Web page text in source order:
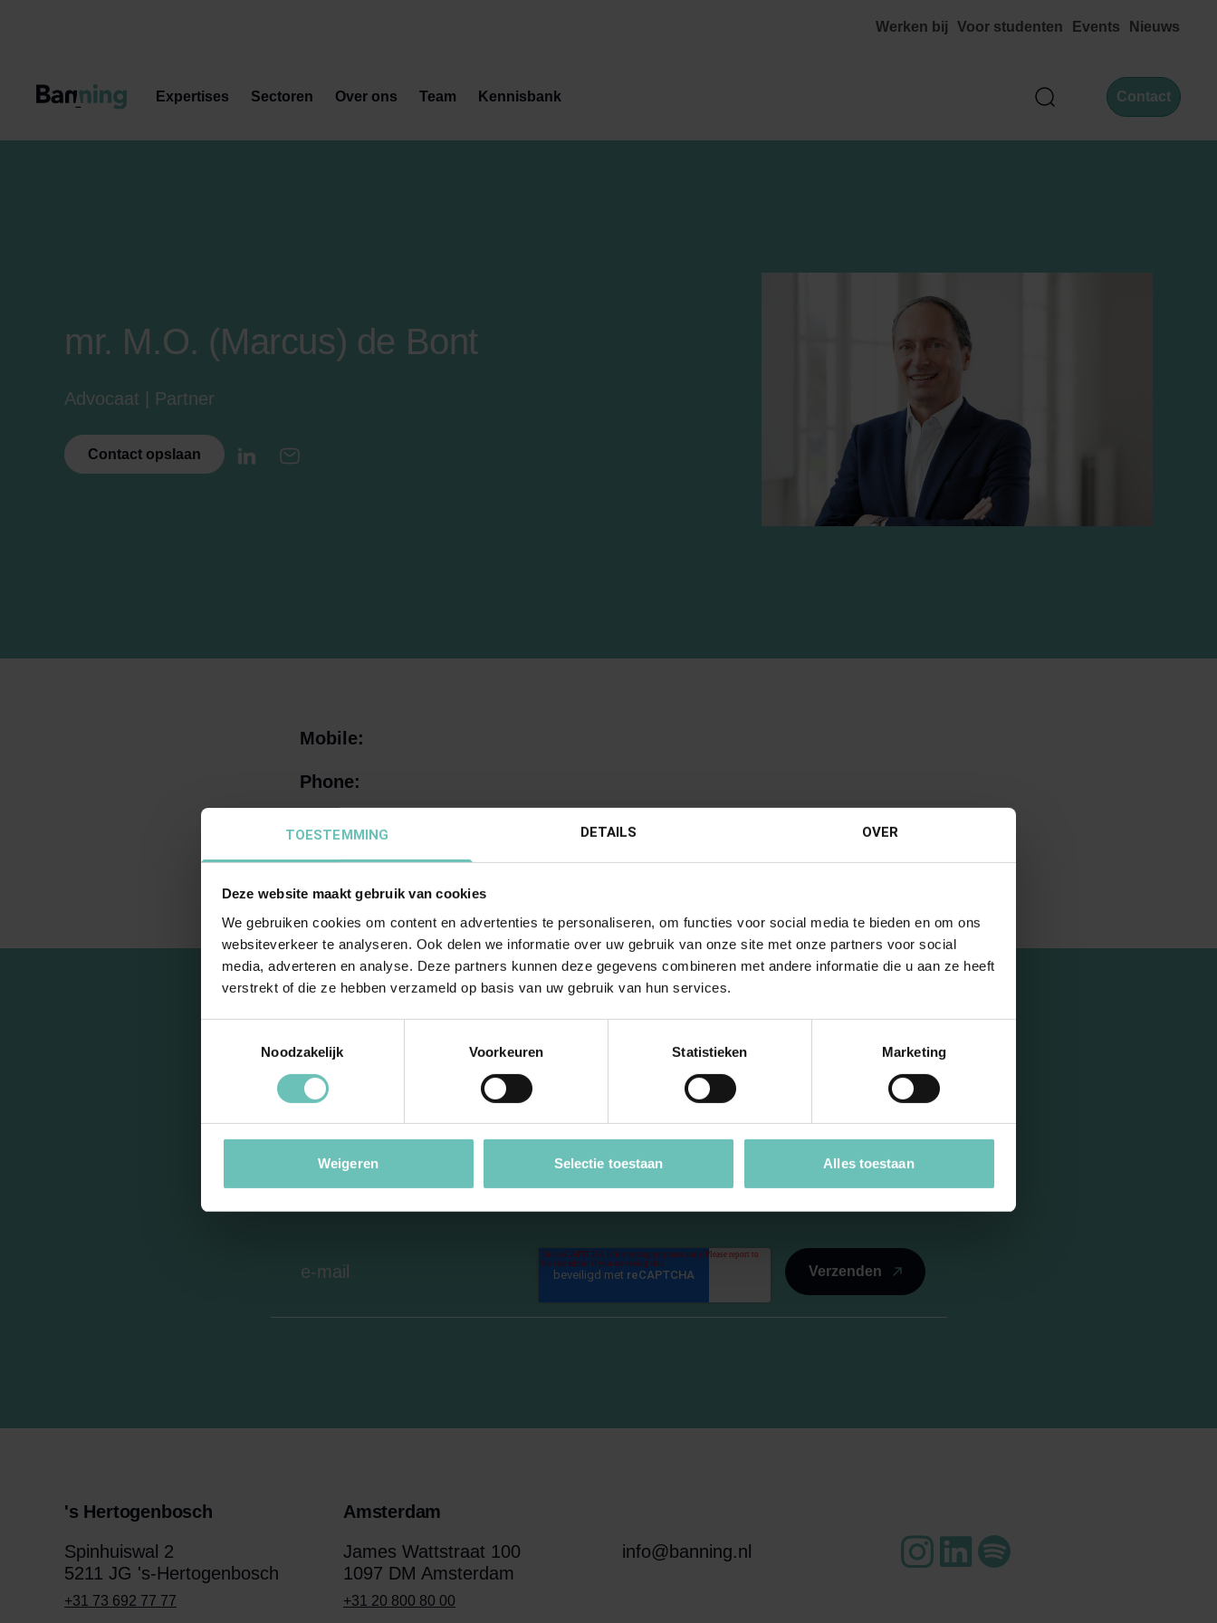
TOESTEMMING DETAILS OVER
Deze website maakt gebruik van cookies
We gebruiken cookies om content en advertenties te personaliseren, om functies voor social media te bieden en om ons
websiteverkeer te analyseren. Ook delen we informatie over uw gebruik van onze site met onze partners voor social
media, adverteren en analyse. Deze partners kunnen deze gegevens combineren met andere informatie die u aan ze heeft
verstrekt of die ze hebben verzameld op basis van uw gebruik van hun services.
Noodzakelijk
Voorkeuren Statistieken Marketing
Weigeren Selectie toestaan Alles toestaan
Werken bij Voor studenten Events Nieuws
Zoek Contact
Expertises Sectoren Over ons Team Kennisbank
mr. M.O. (Marcus) de Bont
Advocaat | Partner
Contact opslaan
LinkedInE-mail
Mobile:
Phone:
Email: m.debont@banning.nl
LinkedIn: Bekijk profiel
Blijf op de hoogte met onze
nieuwsbrief
's Hertogenbosch
Spinhuiswal 2
5211 JG 's-Hertogenbosch
+31 73 692 77 77
Amsterdam
James Wattstraat 100
1097 DM Amsterdam
+31 20 800 80 00
info@banning.nl